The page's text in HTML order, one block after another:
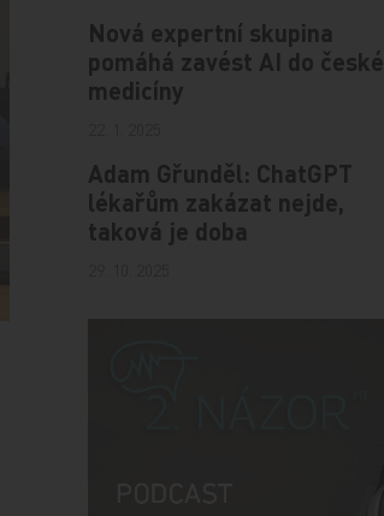
Nová expertní skupina
pomáhá zavést AI do české
medicíny
Adam Gřunděl: ChatGPT
lékařům zakázat nejde,
taková je doba